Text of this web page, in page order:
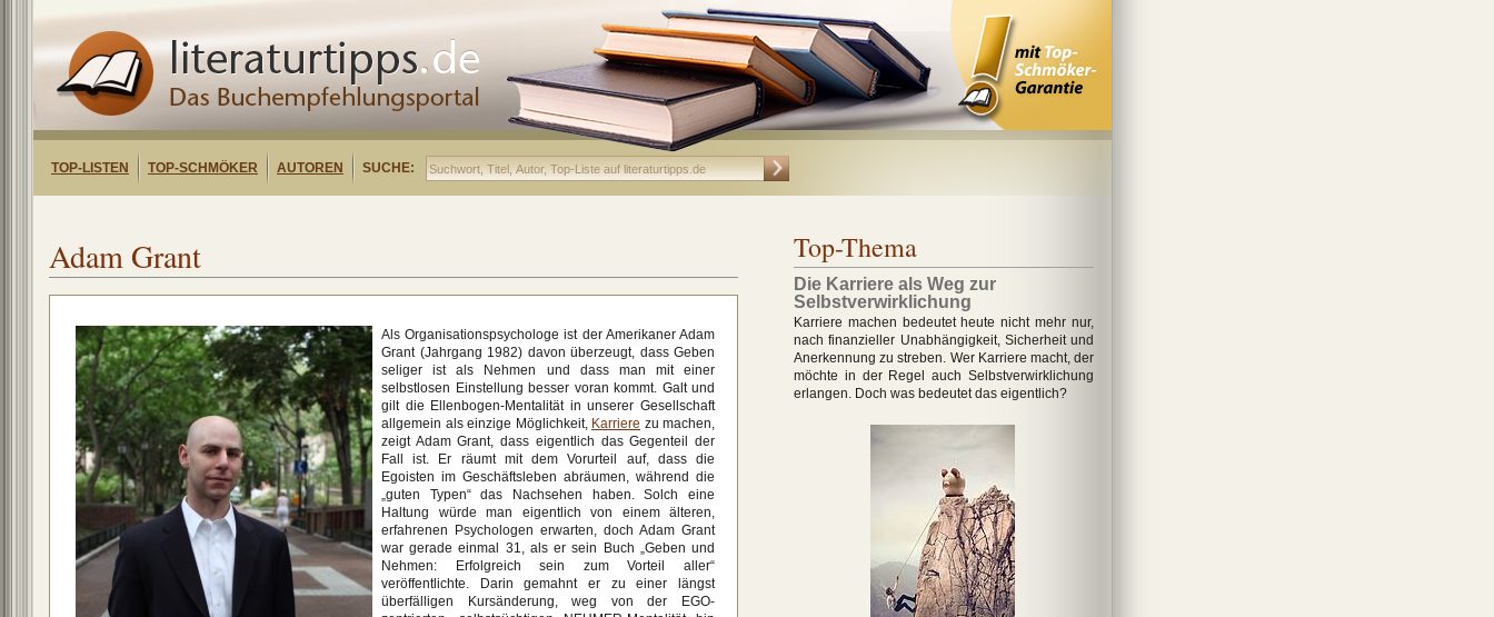
TOP-LISTEN TOP-SCHMÖKER AUTOREN SUCHE:
Adam Grant
Als Organisationspsychologe ist der Amerikaner Adam
Grant (Jahrgang 1982) davon überzeugt, dass Geben
seliger ist als Nehmen und dass man mit einer
selbstlosen Einstellung besser voran kommt. Galt und
gilt die Ellenbogen-Mentalität in unserer Gesellschaft
allgemein als einzige Möglichkeit, Karriere zu machen,
zeigt Adam Grant, dass eigentlich das Gegenteil der
Fall ist. Er räumt mit dem Vorurteil auf, dass die
Egoisten im Geschäftsleben abräumen, während die
„guten Typen“ das Nachsehen haben. Solch eine
Haltung würde man eigentlich von einem älteren,
erfahrenen Psychologen erwarten, doch Adam Grant
war gerade einmal 31, als er sein Buch „Geben und
Nehmen: Erfolgreich sein zum Vorteil aller“
veröffentlichte. Darin gemahnt er zu einer längst
überfälligen Kursänderung, weg von der EGO-
Top-Thema
Die Karriere als Weg zur
Selbstverwirklichung
Karriere machen bedeutet heute nicht mehr nur,
nach finanzieller Unabhängigkeit, Sicherheit und
Anerkennung zu streben. Wer Karriere macht, der
möchte in der Regel auch Selbstverwirklichung
erlangen. Doch was bedeutet das eigentlich?